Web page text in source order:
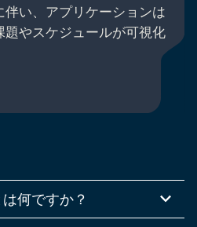
い、アプリケーションは
題やスケジュールが可視化
何ですか？